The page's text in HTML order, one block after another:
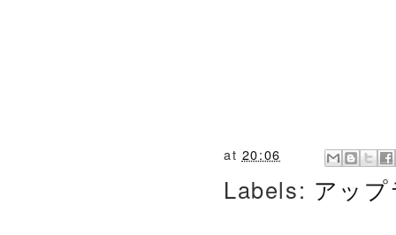
at 20:06
Labels: アッ